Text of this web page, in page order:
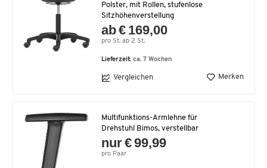
Polster, mit Rollen, stufenlose
Sitzhöhenverstellung
ab € 169,00
pro St. ab 2 St.
Lieferzeit:ca. 7 Wochen
Vergleichen Merken
Multifunktions-Armlehne für
Drehstuhl Bimos, verstellbar
nur € 99,99
pro Paar